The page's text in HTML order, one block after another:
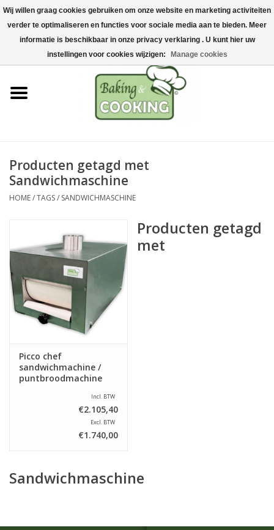
Home
Bak-& kookgerei
Machines & onderdelen
Chocolade & ijsbereiding
Hygiëne & opslag
Acties
Producten getagd met
Sandwichmaschine
HOME/TAGS/ SANDWICHMASCHINE
Picco chef
sandwichmachine /
puntbroodmachine
Incl. BTW
€2.105,40
Excl. BTW
€1.740,00
Producten getagd
met
Sandwichmaschine
Wij willen graag cookies gebruiken om onze website en marketing activiteiten
verder te optimaliseren en functies voor sociale media aan te bieden. Meer
informatie is beschikbaar in onze privacy verklaring . U kunt hier uw
instellingen voor cookies wijzigen:
Manage cookies